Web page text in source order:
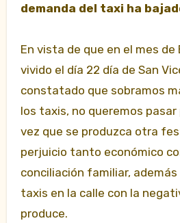
demanda del taxi ha
En vista de que en el mes de
vivido el día 22 día de San
constatado que sobramos
los taxis, no queremos pasar
vez que se produzca otra
perjuicio tanto económico
conciliación familiar,
taxis en la calle con la
produce.